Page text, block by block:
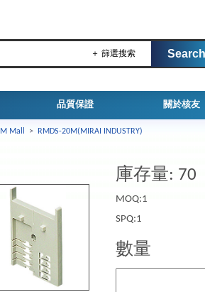
＋ 篩選搜索
品質保證 關於核友
Mall > RMDS-20M(MIRAI INDUSTRY)
庫存量: 70
MOQ:1
SPQ:1
數量